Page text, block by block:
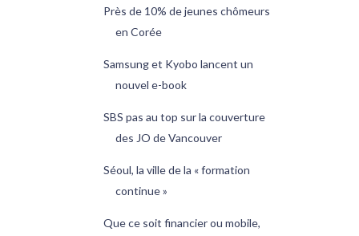
Près de 10% de jeunes chômeurs
en Corée
Samsung et Kyobo lancent un
nouvel e-book
SBS pas au top sur la couverture
des JO de Vancouver
Séoul, la ville de la « formation
continue »
Que ce soit financier ou mobile,